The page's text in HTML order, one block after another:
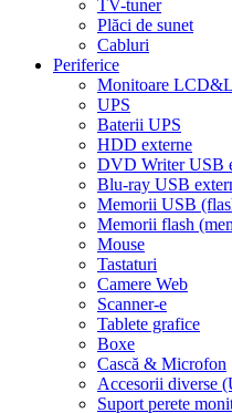
TV-tuner
Plăci de sunet
Cabluri
Periferice
Monitoare
UPS
Baterii UPS
HDD externe
DVD Writer USB
Blu-ray USB
Memorii USB
Memorii flash
Mouse
Tastaturi
Camere Web
Scanner-e
Tablete grafice
Boxe
Cască & Microfon
Accesorii diverse
Suport perete